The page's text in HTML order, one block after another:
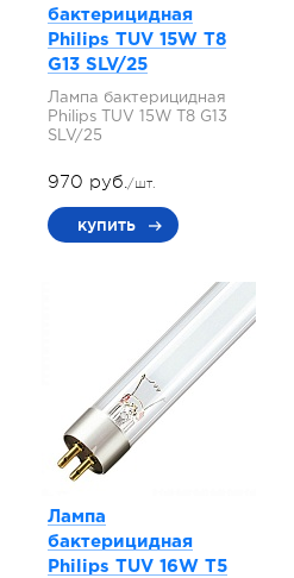
бактерицидная
Philips TUV 15W T8
G13 SLV/25
Лампа бактерицидная
Philips TUV 15W T8 G13
SLV/25
970 руб./шт.
купить
Лампа
бактерицидная
Philips TUV 16W T5